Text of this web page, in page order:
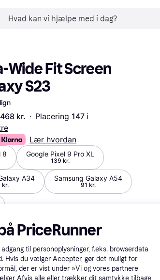
Wide Fit Screen
S23
468 kr. · Placering 147 i
Lær hvordan
8 Google Pixel 9 Pro XL
139 kr.
A34
kr.
Samsung Galaxy A54
91 kr.
Promoveret
PriceRunner
til personoplysninger, f.eks. browserdata
Hvis du vælger Accepter, gør det muligt for
der er vist under »Vi og vores partnere
Afvis alle eller trækker dit samtykke tilbage,